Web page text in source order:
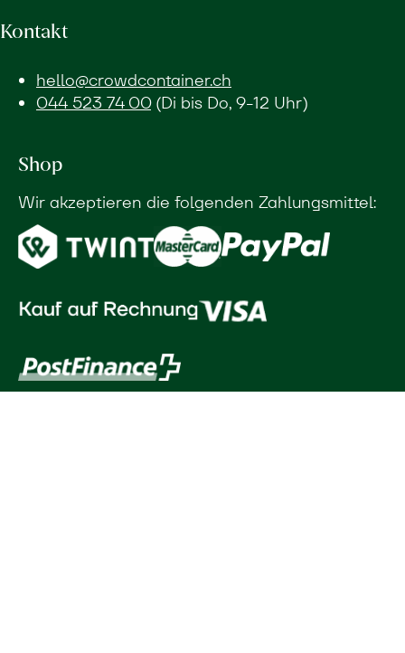
Kontakt
hello@crowdcontainer.ch
044 523 74 00(Di bis Do, 9-12 Uhr)
Shop
Wir akzeptieren die folgenden Zahlungsmittel: